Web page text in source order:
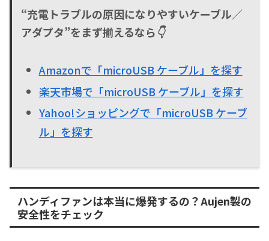
“充電トラブルの原因になりやすいケーブル／
アダプタ”をまず揃えるなら👇
Amazonで「microUSB ケーブル」を探す
楽天市場で「microUSB ケーブル」を探す
Yahoo!ショッピングで「microUSB ケーブ
ル」を探す
ハンディファンは本当に爆発するの？Aujen製の
安全性をチェック